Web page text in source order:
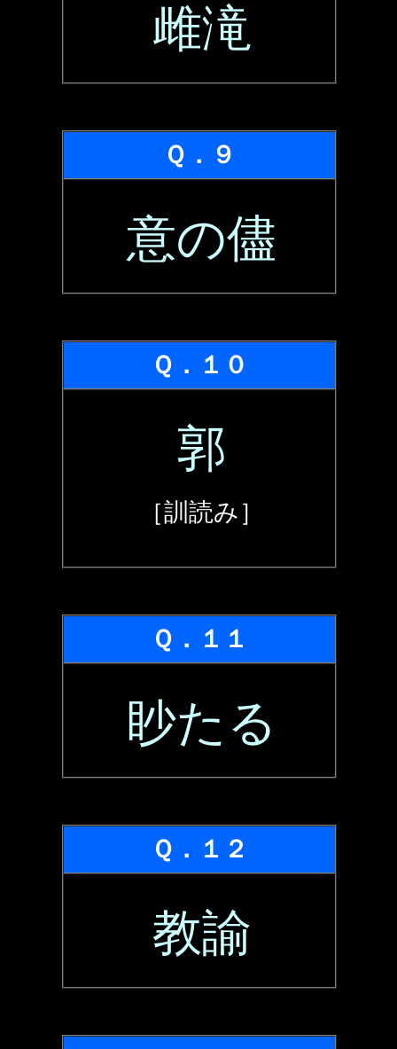
雌滝
Ｑ．９
意の儘
Ｑ．１０
郭
［訓読み］
Ｑ．１１
眇たる
Ｑ．１２
教諭